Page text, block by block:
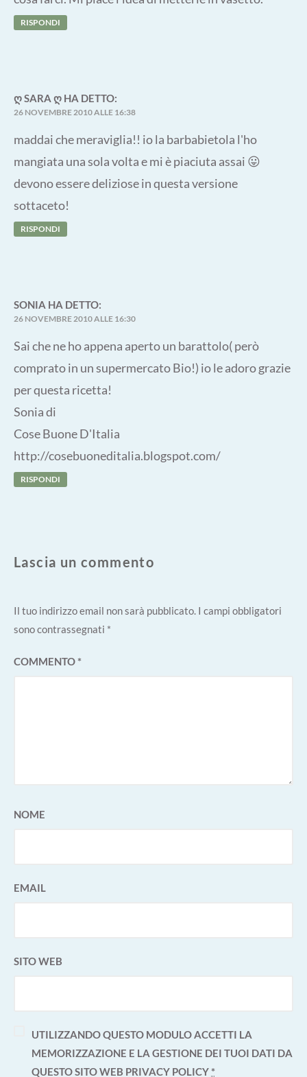
RISPONDI
Ღ SARA Ღ HA DETTO:
26 NOVEMBRE 2010 ALLE 16:38
maddai che meraviglia!! io la barbabietola l'ho
mangiata una sola volta e mi è piaciuta assai 😛
devono essere deliziose in questa versione
sottaceto!
RISPONDI
SONIA HA DETTO:
26 NOVEMBRE 2010 ALLE 16:30
Sai che ne ho appena aperto un barattolo( però
comprato in un supermercato Bio!) io le adoro grazie
per questa ricetta!
Sonia di
Cose Buone D'Italia
http://cosebuoneditalia.blogspot.com/
RISPONDI
Lascia un commento
Il tuo indirizzo email non sarà pubblicato. I campi obbligatori
sono contrassegnati *
COMMENTO*
NOME
EMAIL
SITO WEB
UTILIZZANDO QUESTO MODULO ACCETTI LA
MEMORIZZAZIONE E LA GESTIONE DEI TUOI DATI DA
QUESTO SITO WEB PRIVACY POLICY*